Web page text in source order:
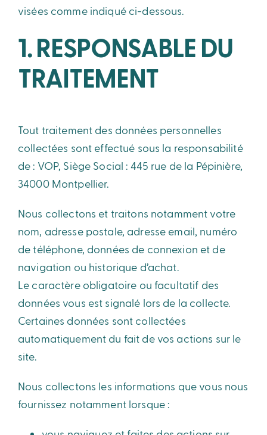
Adhérent
visées comme indiqué ci-dessous.
1. RESPONSABLE DU
TRAITEMENT
Tout traitement des données personnelles
collectées sont effectué sous la responsabilité
de : VOP, Siège Social : 445 rue de la Pépinière,
34000 Montpellier.
Nous collectons et traitons notamment votre
nom, adresse postale, adresse email, numéro
de téléphone, données de connexion et de
navigation ou historique d’achat.
Le caractère obligatoire ou facultatif des
données vous est signalé lors de la collecte.
Certaines données sont collectées
automatiquement du fait de vos actions sur le
site.
Nous collectons les informations que vous nous
fournissez notamment lorsque :